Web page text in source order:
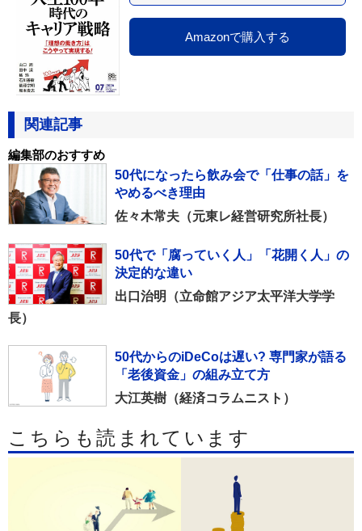
Amazonで購入する
関連記事
編集部のおすすめ
50代になったら飲み会で「仕事の話」を
やめるべき理由
佐々木常夫（元東レ経営研究所社長）
50代で「腐っていく人」「花開く人」の
決定的な違い
出口治明（立命館アジア太平洋大学学
長）
50代からのiDeCoは遅い? 専門家が語る
「老後資金」の組み立て方
大江英樹（経済コラムニスト）
こちらも読まれています